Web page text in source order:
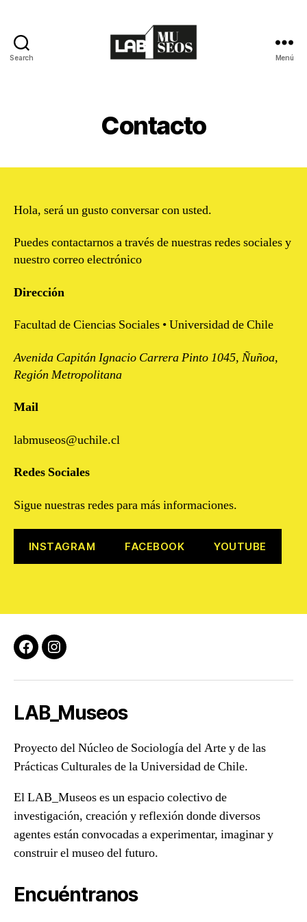
Search Menú
Contacto
Hola, será un gusto conversar con usted.
Puedes contactarnos a través de nuestras redes sociales y
nuestro correo electrónico
Dirección
Facultad de Ciencias Sociales • Universidad de Chile
Avenida Capitán Ignacio Carrera Pinto 1045, Ñuñoa,
Región Metropolitana
Mail
labmuseos@uchile.cl
Redes Sociales
Sigue nuestras redes para más informaciones.
INSTAGRAM FACEBOOK YOUTUBE
FacebookInstagram
LAB_Museos
Proyecto del Núcleo de Sociología del Arte y de las
Prácticas Culturales de la Universidad de Chile.
El LAB_Museos es un espacio colectivo de
investigación, creación y reflexión donde diversos
agentes están convocadas a experimentar, imaginar y
construir el museo del futuro.
Encuéntranos